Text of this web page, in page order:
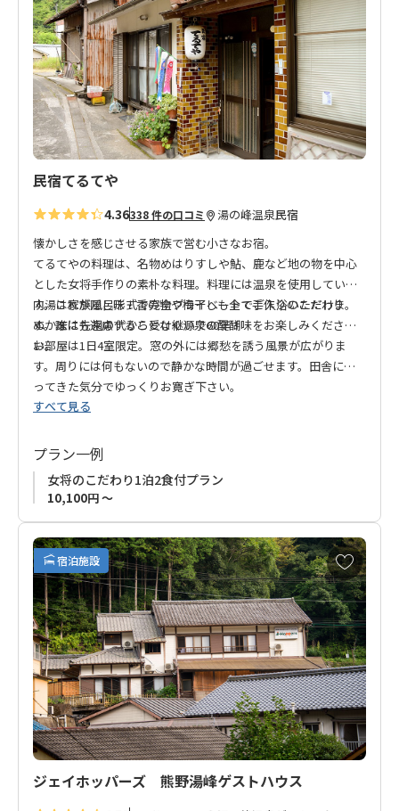
入
り
に
追
加
民宿てるてや
4.36338 件の口コミ 湯の峰温泉民宿
懐かしさを感じさせる家族で営む小さなお宿。
てるてやの料理は、名物めはりすしや鮎、鹿など地の物を中心
とした女将手作りの素朴な料理。料理には温泉を使用していま
す。これが隠し味！香の物や梅干しも全て手作りのこだわり。
ぬか床は先祖の代から受け継いで60年！
内湯は家族風呂形式で完全プライベートでご入浴いただけま
す。誰にも遠慮することなく源泉の醍醐味をお楽しみくださ
い。
お部屋は1日4室限定。窓の外には郷愁を誘う風景が広がりま
す。周りには何もないので静かな時間が過ごせます。田舎に帰
ってきた気分でゆっくりお寛ぎ下さい。
お申込みの受付はご利用希望日の1ケ月前から承ります。恐れ入
りますが、事前受付はいたしかねますので、ご利用希望日の1ケ
月前以降にお申込みいただきますようお願い申し上げます。
併せて、熊野トラベルを通じた新規お申込みは、システム上、
予約受付期間が非常に短いことを予めご了承ください。
すべて見る
プラン一例
女将のこだわり1泊2食付プラン
10,100円 ～
宿泊施設
お
気
に
入
り
に
追
加
ジェイホッパーズ 熊野湯峰ゲストハウス